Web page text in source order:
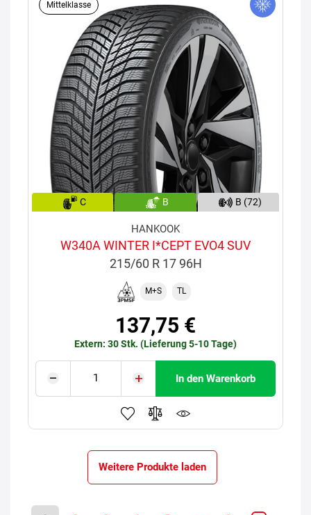
Mittelklasse
C B B (72)
HANKOOK
W340A WINTER I*CEPT EVO4 SUV
215/60 R 17 96H
M+S TL
137,75 €
Extern: 30 Stk. (Lieferung 5-10 Tage)
In den Warenkorb
Weitere Produkte laden